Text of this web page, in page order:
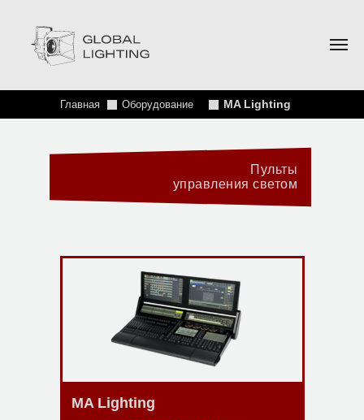
Главная Оборудование MA Lighting
MA Lighting
Пульты
управления светом